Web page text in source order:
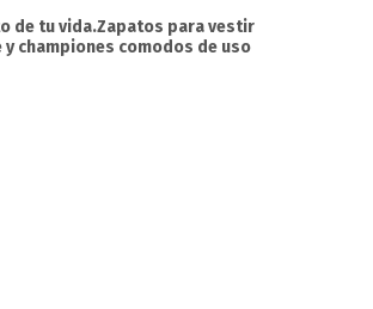
de tu vida.Zapatos para vestir
championes comodos de uso